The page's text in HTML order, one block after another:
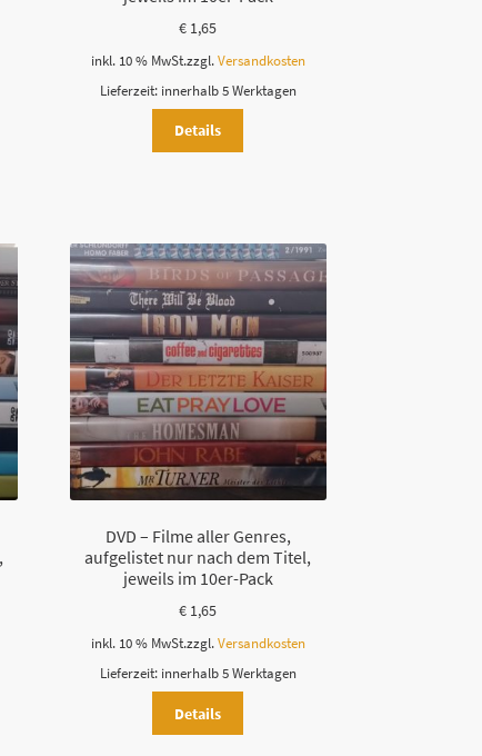
€ 1,65
inkl. 10 % MwSt.zzgl. Versandkosten
Lieferzeit: innerhalb 5 Werktagen
Details
DVD – Filme aller Genres,
aufgelistet nur nach dem Titel,
jeweils im 10er-Pack
€ 1,65
inkl. 10 % MwSt.zzgl. Versandkosten
Lieferzeit: innerhalb 5 Werktagen
Details